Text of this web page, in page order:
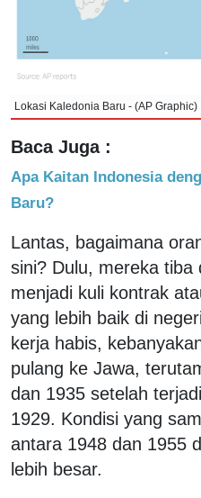
Lokasi Kaledonia Baru - (AP Graphic)
Baca Juga :
Apa Kaitan Indonesia
Baru?
Lantas, bagaimana
sini? Dulu, mereka tiba
menjadi kuli kontrak
yang lebih baik di
kerja habis,
pulang ke Jawa,
dan 1935 setelah
1929. Kondisi yang
antara 1948 dan 1955
lebih besar.